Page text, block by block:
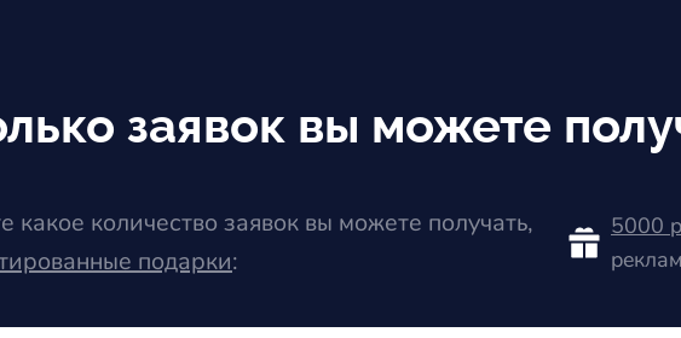
заявок вы можете
какое количество заявок вы можете получать,
подарки:
5000